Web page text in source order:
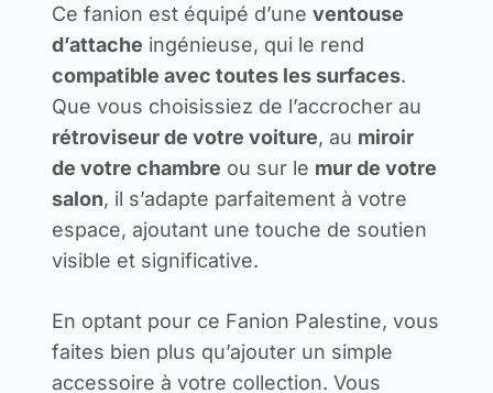
Ce fanion est équipé d’une ventouse
d’attache ingénieuse, qui le rend
compatible avec toutes les surfaces.
Que vous choisissiez de l’accrocher au
rétroviseur de votre voiture, au miroir
de votre chambre ou sur le mur de votre
salon, il s’adapte parfaitement à votre
espace, ajoutant une touche de soutien
visible et significative.
En optant pour ce Fanion Palestine, vous
faites bien plus qu’ajouter un simple
accessoire à votre collection. Vous